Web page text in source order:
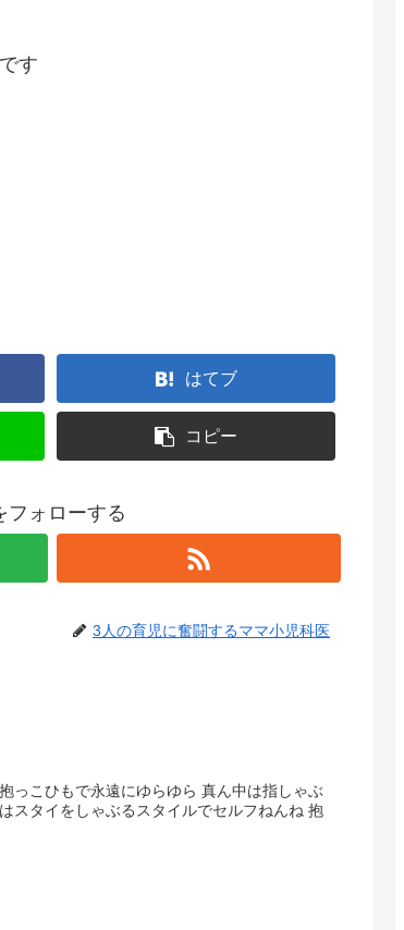
す
はてブ
コピー
フォローする
3人の育児に奮闘するママ小児科医
っこひもで永遠にゆらゆら 真ん中は指しゃぶ
スタイをしゃぶるスタイルでセルフねんね 抱